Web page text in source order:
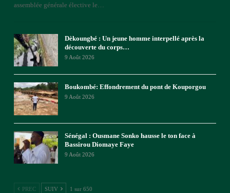
assemblée générale élective le
Dèkoungbé : Un jeune homme interpellé après la
découverte du corps…
9 Août 2026
Boukombé: Effondrement du pont de Kouporgou
9 Août 2026
Sénégal : Ousmane Sonko hausse le ton face à
Bassirou Diomaye Faye
9 Août 2026
PREC SUIV 1 sur 650